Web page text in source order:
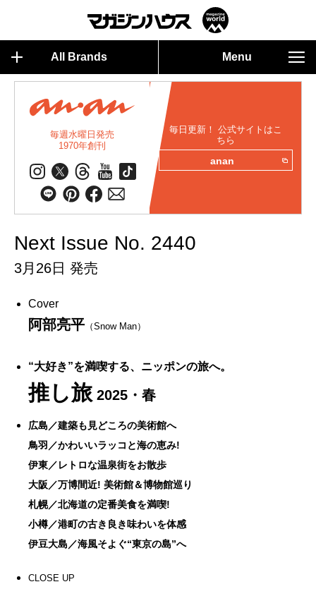
All Brands Menu
毎週水曜日発売
1970年創刊
毎日更新！ 公式サイトはこ
ちら
anan
Next Issue No. 2440
3月26日 発売
Cover
阿部亮平 （Snow Man）
“大好き”を満喫する、ニッポンの旅へ。
推し旅 2025・春
広島／建築も見どころの美術館へ
鳥羽／かわいいラッコと海の恵み!
伊東／レトロな温泉街をお散歩
大阪／万博間近! 美術館＆博物館巡り
札幌／北海道の定番美食を満喫!
小樽／港町の古き良き味わいを体感
伊豆大島／海風そよぐ“東京の島”へ
CLOSE UP